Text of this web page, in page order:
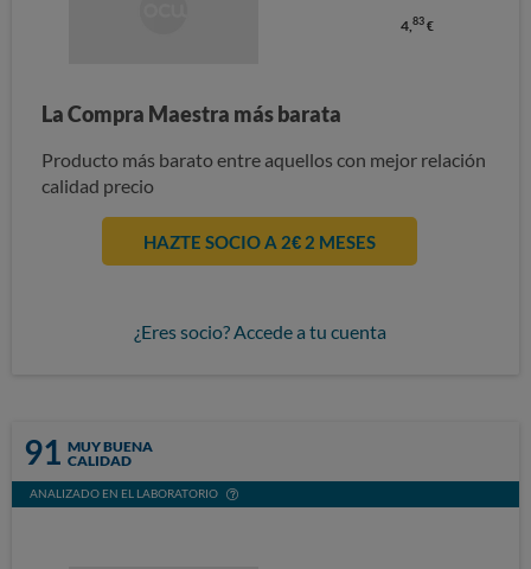
4,83 €
La Compra Maestra más barata
Producto más barato entre aquellos con mejor relación
calidad precio
HAZTE SOCIO A 2€ 2 MESES
¿Eres socio? Accede a tu cuenta
91 MUY BUENA
CALIDAD
ANALIZADO EN EL LABORATORIO